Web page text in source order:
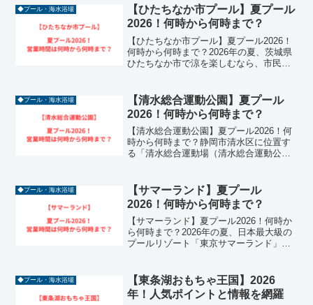
す。南国リゾートを彷彿とさせるヤシの
木に囲まれた空...
◆プール・海水浴場
【ひたちなか市プール】夏プール
2026！何時から何時まで？
【ひたちなか市プール】夏プール2026！
何時から何時まで？2026年の夏、茨城県
ひたちなか市で涼を楽しむなら、市民の
特に市営プールは、250円というリーズナ
ブルな料金で...
◆プール・海水浴場
【清水総合運動公園】夏プール
2026！何時から何時まで？
【清水総合運動公園】夏プール2026！何
時から何時まで？静岡市清水区に位置す
る「清水総合運動場（清水総合運動公
期間に合わせて屋外プールが開放され、
25メートルプール...
◆プール・海水浴場
【サマーランド】夏プール
2026！何時から何時まで？
【サマーランド】夏プール2026！何時か
ら何時まで？2026年の夏、日本最大級の
プールリゾート「東京サマーランド」
ャードーム」に加え、スリル満点のスラ
イダーが揃う屋外「...
◆プール・海水浴場
【東条湖おもちゃ王国】2026
年！人気ポイントと情報を網羅